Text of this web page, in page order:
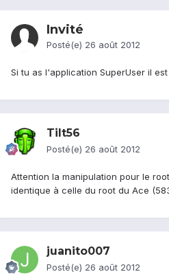
Invité
Posté(e) 26 août 2012
Si tu as l'application SuperUser il
Tilt56
Posté(e) 26 août 2012
Attention la manipulation pour le
identique à celle du root du Ace
juanito007
Posté(e) 26 août 2012